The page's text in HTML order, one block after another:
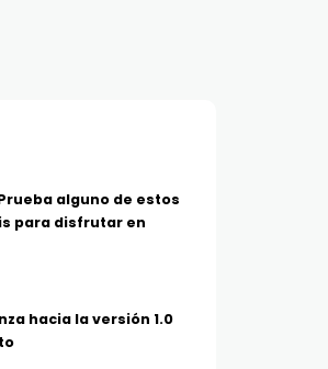
alguno de estos
para disfrutar en
hacia la versión 1.0